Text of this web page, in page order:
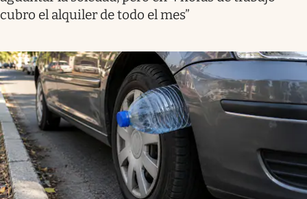
cubro el alquiler de todo el mes”